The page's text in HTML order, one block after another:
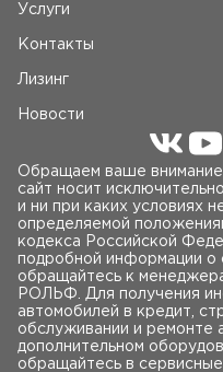
Услуги
Контакты
Лизинг
Новости
Обращаем ваше внимание
сайт носит
и ни при каких условиях
определяемой
кодекса Российской
подробной информации о
обращайтесь к
РОЛЬФ. Для получения
автомобилей в кредит,
обслуживании и ремонте
дополнительном
обращайтесь в